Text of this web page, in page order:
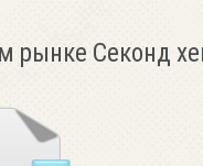
рынке Секонд